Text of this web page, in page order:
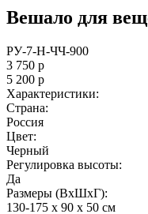
Вешало для
РУ-7-Н-ЧЧ-900
3 750 р
5 200 р
Характеристики:
Страна:
Россия
Цвет:
Черный
Регулировка высоты:
Да
Размеры (ВxШxГ):
130-175 x 90 x 50 см